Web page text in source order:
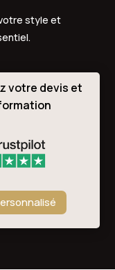
style et
votre devis et